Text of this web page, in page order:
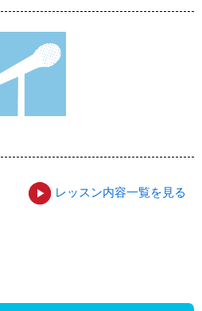
レッスン内容一覧を見る